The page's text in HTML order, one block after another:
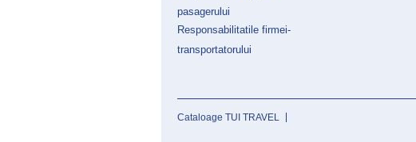
pasagerului
Responsabilitatile firmei-
transportatorului
Cataloage TUI TRAVEL